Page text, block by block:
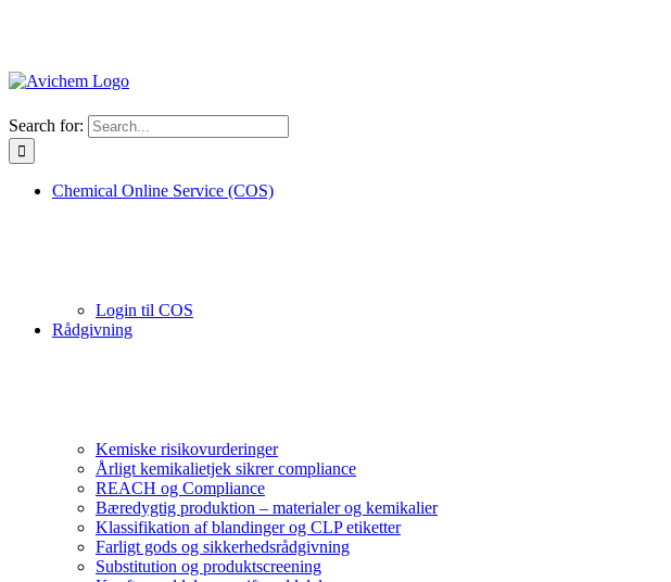
Search for:
Chemical Online Service (COS)
Login til COS
Rådgivning
Kemiske risikovurderinger
Årligt kemikalietjek sikrer compliance
REACH og Compliance
Bæredygtig produktion – materialer og kemikalier
Klassifikation af blandinger og CLP etiketter
Farligt gods og sikkerhedsrådgivning
Substitution og produktscreening